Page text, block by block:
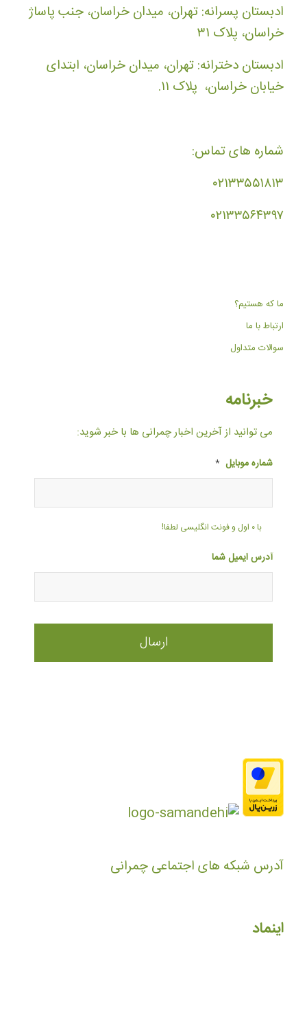
ادبستان پسرانه: تهران، میدان خراسان، جنب پاساژ
خراسان، پلاک ۳۱
ادبستان دخترانه: تهران، میدان خراسان، ابتدای
خیابان خراسان، پلاک ۱۱.
شماره های تماس:
۰۲۱۳۳۵۵۱۸۱۳
۰۲۱۳۳۵۶۴۳۹۷
ما که هستیم؟
ارتباط با ما
سوالات متداول
خبرنامه
می توانید از آخرین اخبار چمرانی ها با خبر شوید:
شماره موبایل *
با ۰ اول و فونت انگلیسی لطفا!
آدرس ایمیل شما
آدرس شبکه های اجتماعی چمرانی
اینماد